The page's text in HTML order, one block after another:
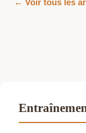
← Voir tous les